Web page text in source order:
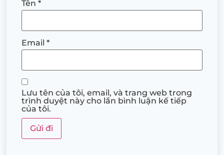
Tên *
Email *
Lưu tên của tôi, email, và trang web trong
trình duyệt này cho lần bình luận kế tiếp
của tôi.